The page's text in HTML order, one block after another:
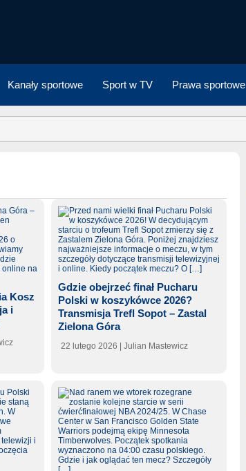
Kanały sportowe Sport w TV Prawa sportowe
Kosz
i
Gdzie obejrzeć finał Pucharu
Polski w koszykówce 2026?
Transmisja Trefl Sopot – Zastal
Zielona Góra
22 lutego 2026 | Julian Mastewicz